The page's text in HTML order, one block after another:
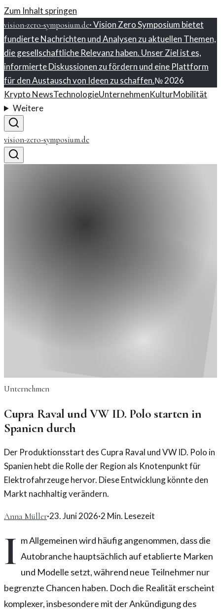
Zum Inhalt springen
vision-zero-symposium.de·Vision Zero Symposium bietet
fundierte Nachrichten und Analysen zu aktuellen Themen,
die gesellschaftliche Relevanz haben. Unser Ziel ist es,
informierte Diskussionen zu fördern und eine Plattform
für den Austausch von Ideen zu schaffen.№2026
Krypto NewsTechnologieUnternehmenKulturMobilität
Weitere
vision-zero-symposium.de
Unternehmen
Cupra Raval und VW ID. Polo starten in
Spanien durch
Der Produktionsstart des Cupra Raval und VW ID. Polo in
Spanien hebt die Rolle der Region als Knotenpunkt für
Elektrofahrzeuge hervor. Diese Entwicklung könnte den
Markt nachhaltig verändern.
Anna Müller·23. Juni 2026·2 Min. Lesezeit
I m Allgemeinen wird häufig angenommen, dass die
Autobranche hauptsächlich auf etablierte Marken
und Modelle setzt, während neue Teilnehmer nur
begrenzte Chancen haben. Doch die Realität erscheint
komplexer, insbesondere mit der Ankündigung des